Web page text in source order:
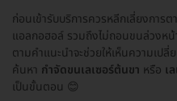
ก่อนเข้ารับบริการควรหลีกเลี่ยงกา
แอลกอฮอล์ รวมถึงไม่ถอนขนล่วงหน้
ตามคำแนะนำจะช่วยให้เห็นความเ
ค้นหา กำจัดขนเลเซอร์ต้นขา หรือ เ
เป็นขั้นตอน 😊